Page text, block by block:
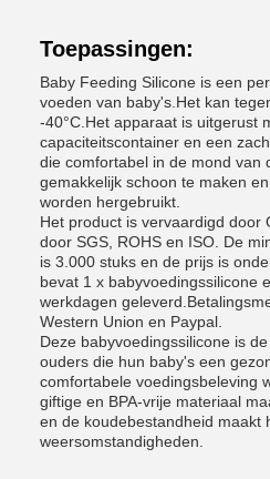
Toepassingen:
Baby Feeding Silicone is een
voeden van baby's.Het kan
-40°C.Het apparaat is uitgerust
capaciteitscontainer en een
die comfortabel in de mond van
gemakkelijk schoon te maken
worden hergebruikt.
Het product is vervaardigd door
door SGS, ROHS en ISO. De
is 3.000 stuks en de prijs is
bevat 1 x babyvoedingssilicone
werkdagen
Western Union en Paypal.
Deze babyvoedingssilicone is
ouders die hun baby's een
comfortabele voedingsbeleving
giftige en BPA-vrije materiaal
en de koudebestandheid maakt
weersomstandigheden.